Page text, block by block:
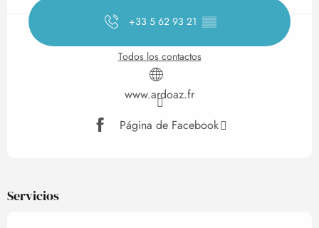
+33 5 62 93 21 ▒▒
Todos los contactos
www.ardoaz.fr
Página de Facebook
Servicios